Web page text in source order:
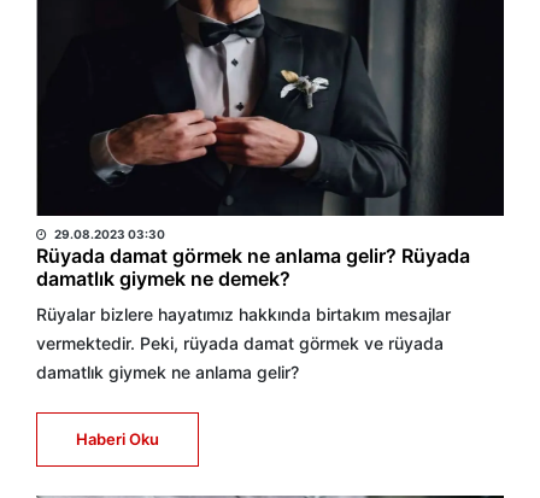
29.08.2023 03:30
Rüyada damat görmek ne anlama gelir? Rüyada
damatlık giymek ne demek?
Rüyalar bizlere hayatımız hakkında birtakım mesajlar
vermektedir. Peki, rüyada damat görmek ve rüyada
damatlık giymek ne anlama gelir?
Haberi Oku